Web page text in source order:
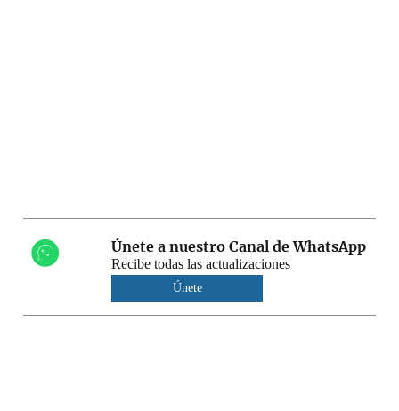
Únete a nuestro Canal de WhatsApp
Recibe todas las actualizaciones
Únete